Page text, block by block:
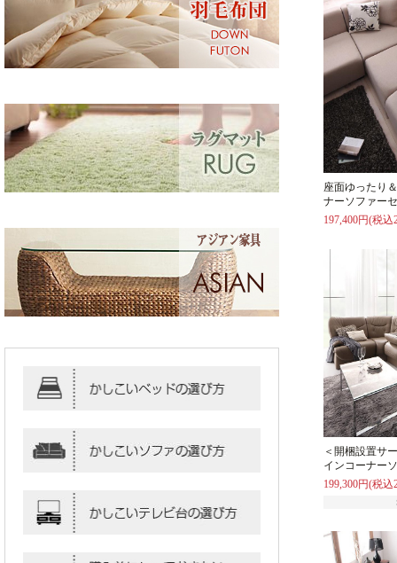
座面ゆったり
ナーソファー
197,400円(税込
＜開梱設置サ
インコーナー
199,300円(税込